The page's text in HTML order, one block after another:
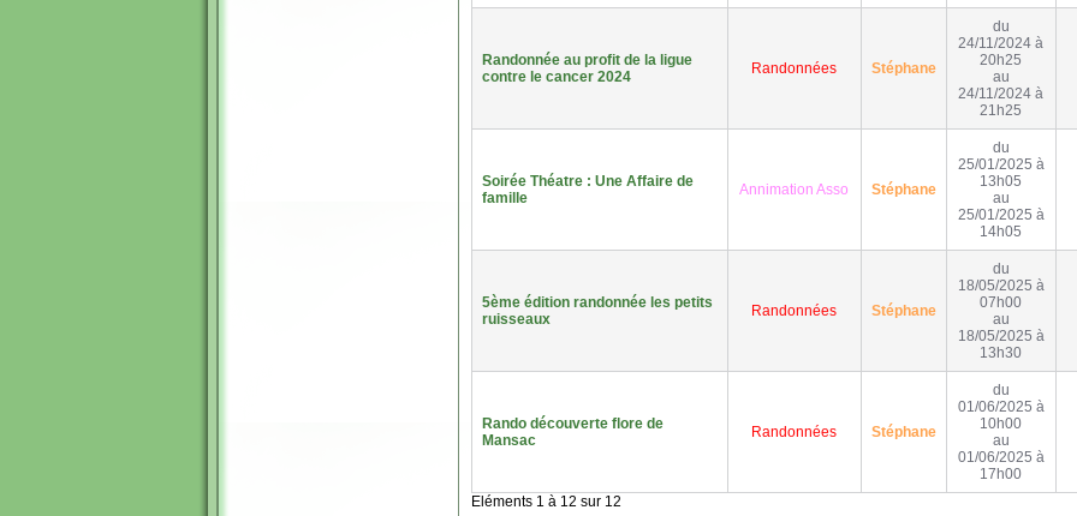
Randonnée au profit de la ligue
contre le cancer 2024
Randonnées Stéphane
du
24/11/2024 à
20h25
au
24/11/2024 à
21h25
Soirée Théatre : Une Affaire de
famille
Annimation Asso Stéphane
du
25/01/2025 à
13h05
au
25/01/2025 à
14h05
5ème édition randonnée les petits
ruisseaux
Randonnées Stéphane
du
18/05/2025 à
07h00
au
18/05/2025 à
13h30
Rando découverte flore de
Mansac
Randonnées Stéphane
du
01/06/2025 à
10h00
au
01/06/2025 à
17h00
Eléments 1 à 12 sur 12